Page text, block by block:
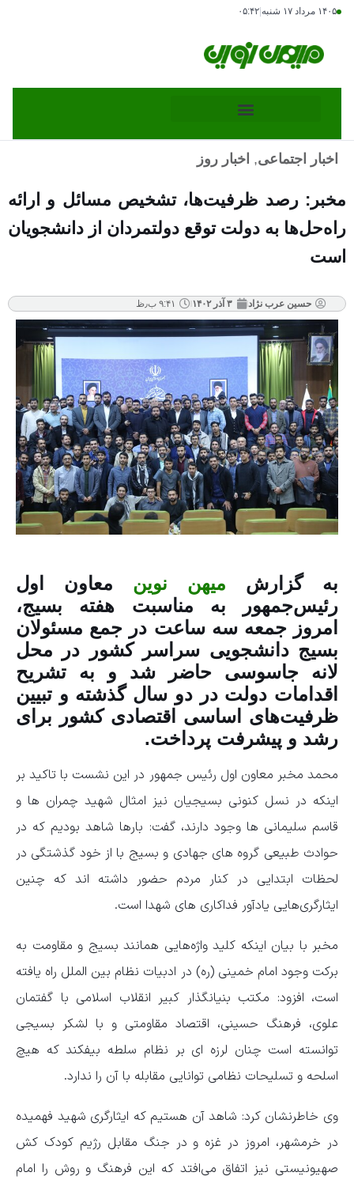
۱۴۰۵ مرداد ۱۷ شنبه ۰۵:۴۲
اخبار اجتماعی, اخبار روز
مخبر: رصد ظرفیت‌ها، تشخیص مسائل و ارائه
راه‌حل‌ها به دولت توقع دولتمردان از دانشجویان
است
حسین عرب نژاد ۳ آذر ۱۴۰۲ ۹:۴۱ ب٫ظ
به گزارش میهن نوین معاون اول
رئیس‌جمهور به مناسبت هفته بسیج،
امروز جمعه سه ساعت در جمع مسئولان
بسیج دانشجویی سراسر کشور در محل
لانه جاسوسی حاضر شد و به تشریح
اقدامات دولت در دو سال گذشته و تبیین
ظرفیت‌های اساسی اقتصادی کشور برای
رشد و پیشرفت پرداخت.
محمد مخبر معاون اول رئیس جمهور در این نشست با تاکید بر
اینکه در نسل کنونی بسیجیان نیز امثال شهید چمران ها و
قاسم سلیمانی ها وجود دارند، گفت: بارها شاهد بودیم که در
حوادث طبیعی گروه های جهادی و بسیج با از خود گذشتگی در
لحظات ابتدایی در کنار مردم حضور داشته اند که چنین
ایثارگری‌هایی یادآور فداکاری های شهدا است.
مخبر با بیان اینکه کلید واژه‌هایی همانند بسیج و مقاومت به
برکت وجود امام خمینی (ره) در ادبیات نظام بین الملل راه یافته
است، افزود: مکتب بنیانگذار کبیر انقلاب اسلامی با گفتمان
علوی، فرهنگ حسینی، اقتصاد مقاومتی و با لشکر بسیجی
توانسته است چنان لرزه ای بر نظام سلطه بیفکند که هیچ
اسلحه و تسلیحات نظامی توانایی مقابله با آن را ندارد.
وی خاطرنشان کرد: شاهد آن هستیم که ایثارگری شهید فهمیده
در خرمشهر، امروز در غزه و در جنگ مقابل رژیم کودک کش
صهیونیستی نیز اتفاق می‌افتد که این فرهنگ و روش را امام